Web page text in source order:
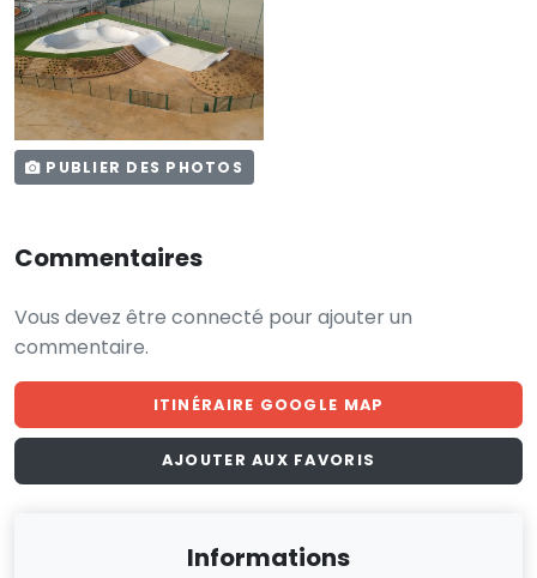
PUBLIER DES PHOTOS
Commentaires
Vous devez être connecté pour ajouter un
commentaire.
ITINÉRAIRE GOOGLE MAP
AJOUTER AUX FAVORIS
Informations